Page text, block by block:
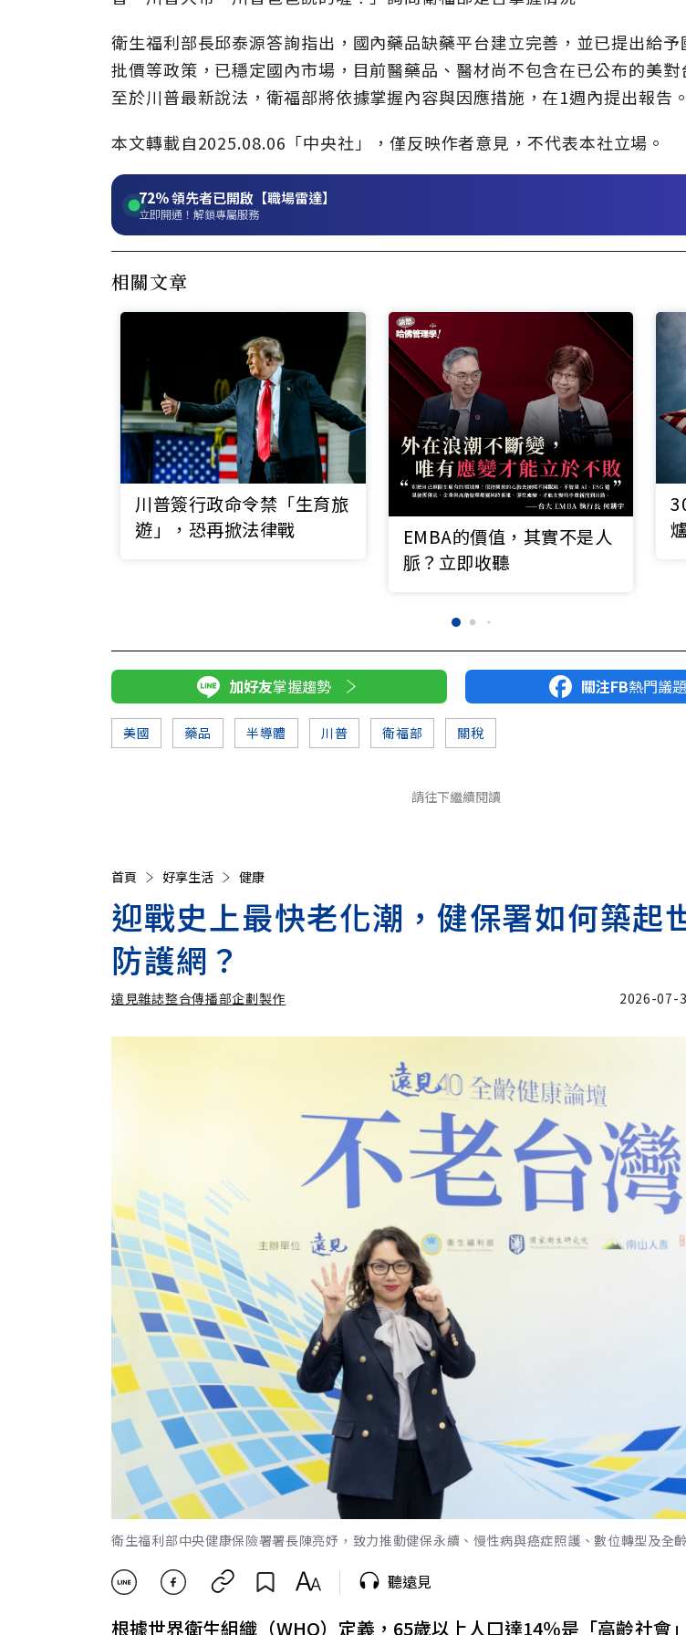
衛生福利部長邱泰源答詢指出，國內藥品缺藥平台建立完善，並已提出給
批價等政策，已穩定國內市場，目前醫藥品、醫材尚不包含在已公布的美對
至於川普最新說法，衛福部將依據掌握內容與因應措施，在1週內提出報告。
本文轉載自2025.08.06「中央社」，僅反映作者意見，不代表本社立場。
72%領先者已開啟【職場雷達】
立即開通！解鎖專屬服務
相關文章
川普簽行政命令禁「生育旅
遊」，恐再掀法律戰
EMBA的價值，其實不是人
脈？立即收聽
加好友掌握趨勢 關注FB熱門議題
美國 藥品 半導體 川普 衛福部 關稅
請往下繼續閱讀
首頁 好享生活 健康
迎戰史上最快老化潮，健保署如何築起
防護網？
遠見雜誌整合傳播部企劃製作 2026-07-
衛生福利部中央健康保險署署長陳亮妤，致力推動健保永續、慢性病與癌症照護、數位轉型及全
聽遠見
根據世界衛生組織（WHO）定義，65歲以上人口達14％是「高齡社會